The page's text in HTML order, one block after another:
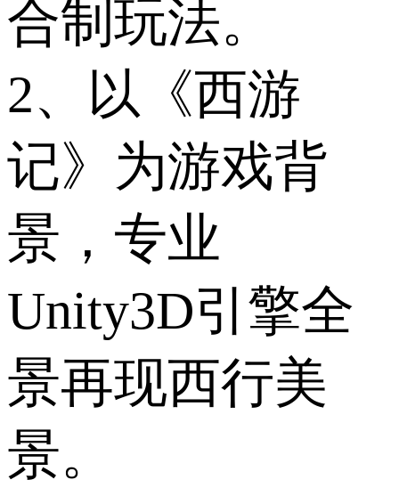
合制玩法。
2、以《西游
记》为游戏背
景，专业
Unity3D引擎全
景再现西行美
景。